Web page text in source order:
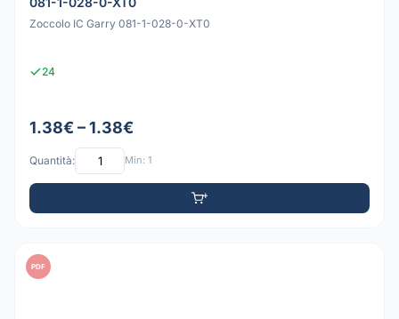
Zoccolo IC Garry 081-1-028-0-XT0
24
1.38€ – 1.38€
Quantità: Min: 1
PDF